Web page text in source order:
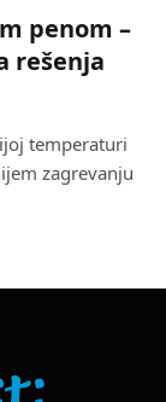
penom –
rešenja
temperaturi
zagrevanju